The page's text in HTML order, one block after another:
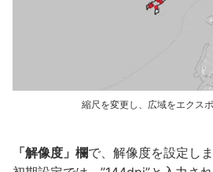
縮尺を変更し、広域をエクス
「解像度」欄で、解像度を設定しま